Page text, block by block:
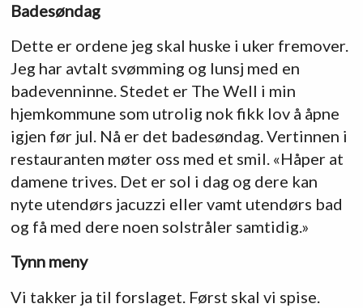
Badesøndag
Dette er ordene jeg skal huske i uker fremover.
Jeg har avtalt svømming og lunsj med en
badevenninne. Stedet er The Well i min
hjemkommune som utrolig nok fikk lov å åpne
igjen før jul. Nå er det badesøndag. Vertinnen i
restauranten møter oss med et smil. «Håper at
damene trives. Det er sol i dag og dere kan
nyte utendørs jacuzzi eller vamt utendørs bad
og få med dere noen solstråler samtidig.»
Tynn meny
Vi takker ja til forslaget. Først skal vi spise.